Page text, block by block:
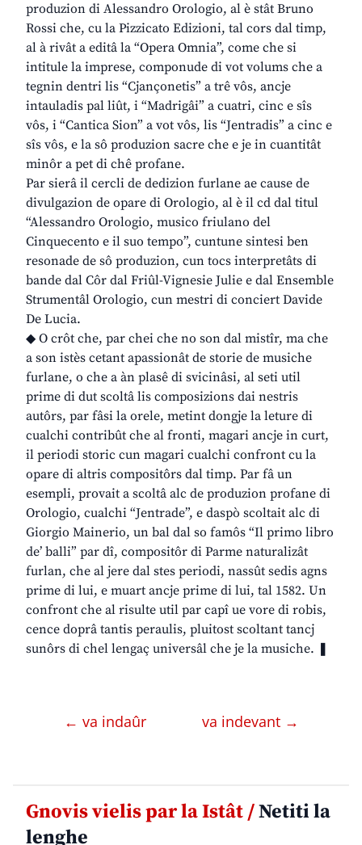
produzion di Alessandro Orologio, al è stât Bruno
Rossi che, cu la Pizzicato Edizioni, tal cors dal timp,
al à rivât a editâ la “Opera Omnia”, come che si
intitule la imprese, componude di vot volums che a
tegnin dentri lis “Cjançonetis” a trê vôs, ancje
intauladis pal liût, i “Madrigâi” a cuatri, cinc e sîs
vôs, i “Cantica Sion” a vot vôs, lis “Jentradis” a cinc e
sîs vôs, e la sô produzion sacre che e je in cuantitât
minôr a pet di chê profane.
Par sierâ il cercli de dedizion furlane ae cause de
divulgazion de opare di Orologio, al è il cd dal titul
“Alessandro Orologio, musico friulano del
Cinquecento e il suo tempo”, cuntune sintesi ben
resonade de sô produzion, cun tocs interpretâts di
bande dal Côr dal Friûl-Vignesie Julie e dal Ensemble
Strumentâl Orologio, cun mestri di conciert Davide
De Lucia.
◆ O crôt che, par chei che no son dal mistîr, ma che
a son istès cetant apassionât de storie de musiche
furlane, o che a àn plasê di svicinâsi, al seti util
prime di dut scoltâ lis composizions dai nestris
autôrs, par fâsi la orele, metint dongje la leture di
cualchi contribût che al fronti, magari ancje in curt,
il periodi storic cun magari cualchi confront cu la
opare di altris compositôrs dal timp. Par fâ un
esempli, provait a scoltâ alc de produzion profane di
Orologio, cualchi “Jentrade”, e daspò scoltait alc di
Giorgio Mainerio, un bal dal so famôs “Il primo libro
de’ balli” par dî, compositôr di Parme naturalizât
furlan, che al jere dal stes periodi, nassût sedis agns
prime di lui, e muart ancje prime di lui, tal 1582. Un
confront che al risulte util par capî ue vore di robis,
cence doprâ tantis peraulis, pluitost scoltant tancj
sunôrs di chel lengaç universâl che je la musiche. ❚
← va indaûr va indevant →
Gnovis vielis par la Istât /Netiti la
lenghe